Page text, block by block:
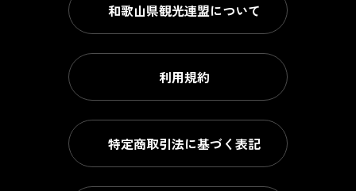
和歌山県観光連盟について
利用規約
特定商取引法に基づく表記